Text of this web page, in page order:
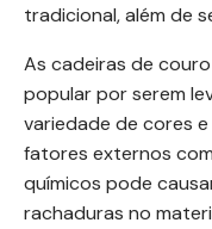
tradicional, além de
As cadeiras de
popular por serem
variedade de cores
fatores externos
químicos pode
rachaduras no